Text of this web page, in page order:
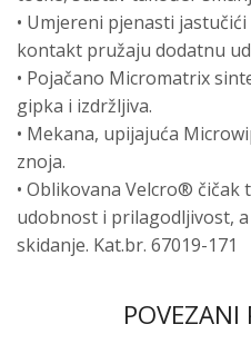
• Umjereni pjenasti
kontakt pružaju dodatnu
• Pojačano Micromatrix
gipka i izdržljiva.
• Mekana, upijajuća
znoja.
• Oblikovana Velcro®
udobnost i prilagodljivost,
skidanje. Kat.br. 67019-171
POVEZANI